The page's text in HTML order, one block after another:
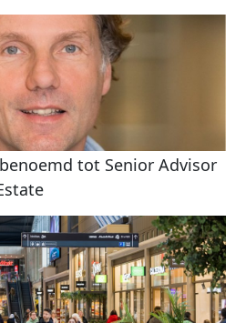
tot Senior Advisor